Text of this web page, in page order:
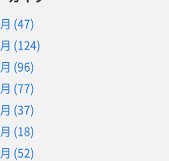
(47)
(124)
(96)
(77)
(37)
(18)
(52)